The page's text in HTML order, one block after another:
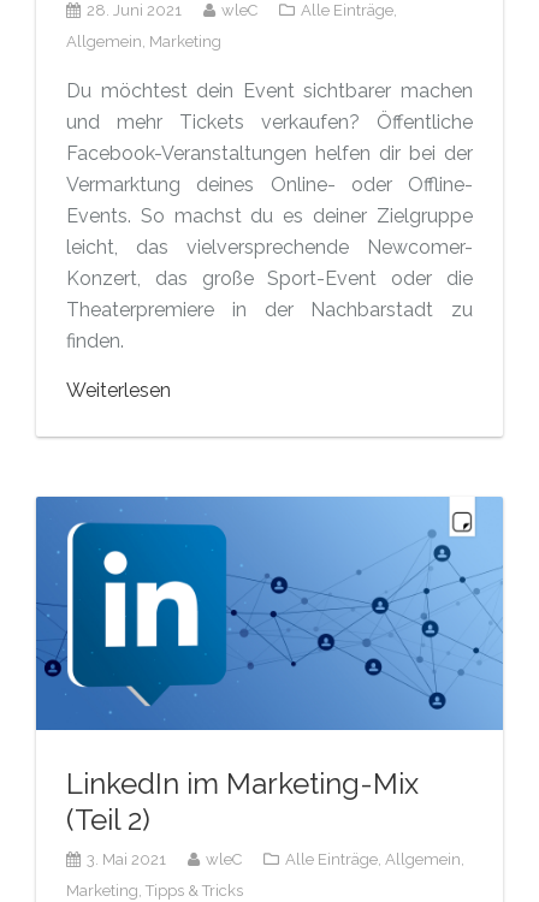
28. Juni 2021 wleC
Alle Einträge,
Allgemein, Marketing
Du möchtest dein Event sichtbarer machen
und mehr Tickets verkaufen? Öffentliche
Facebook-Veranstaltungen helfen dir bei der
Vermarktung deines Online- oder Offline-
Events. So machst du es deiner Zielgruppe
leicht, das vielversprechende Newcomer-
Konzert, das große Sport-Event oder die
Theaterpremiere in der Nachbarstadt zu
finden.
Weiterlesen
LinkedIn im Marketing-Mix
(Teil 2)
3. Mai 2021 wleC Alle Einträge, Allgemein,
Marketing, Tipps & Tricks